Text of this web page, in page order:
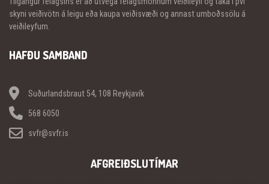
skyni veiðivötn á leigu eða kaupa veiðisvæði og annast umboðssölu á
veiðileyfum.
HAFÐU SAMBAND
Suðurlandsbraut 54, 108 Reykjavík
568 6050
svfr@svfr.is
AFGREIÐSLUTÍMAR